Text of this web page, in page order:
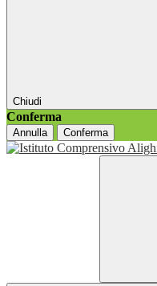
Chiudi
Conferma
Annulla Conferma